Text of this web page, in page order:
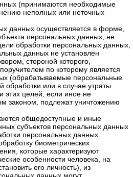
(принимаются необходимые
неполных или неточных
данных осуществляется в форме,
персональных данных, не
обработки персональных данных,
данных не установлен
стороной которого,
по которому является
(обрабатываемые персональные
или в случае утраты
этих целей, если иное не
законом, подлежат уничтожению
общедоступные и иные
субъектов персональных данных
персональных данных.
биометрических
которые характеризуют
особенности человека, на
его личность), из